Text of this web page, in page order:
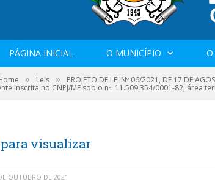
PÁGINA INICIAL O MUNICÍPIO O
» Leis » PROJETO DE LEI Nº 06/2021, DE 17 DE
inscrita no CNPJ/MF sob o nº. 11.509.354/0001-82, área
visualizar
OUTUBRO DE 2021